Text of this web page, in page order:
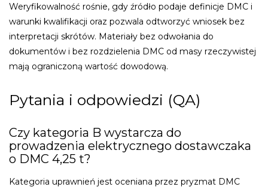
Weryfikowalność rośnie, gdy źródło podaje definicje DMC i
warunki kwalifikacji oraz pozwala odtworzyć wniosek bez
interpretacji skrótów. Materiały bez odwołania do
dokumentów i bez rozdzielenia DMC od masy rzeczywistej
mają ograniczoną wartość dowodową.
Pytania i odpowiedzi (QA)
Czy kategoria B wystarcza do
prowadzenia elektrycznego dostawczaka
o DMC 4,25 t?
Kategoria uprawnień jest oceniana przez pryzmat DMC